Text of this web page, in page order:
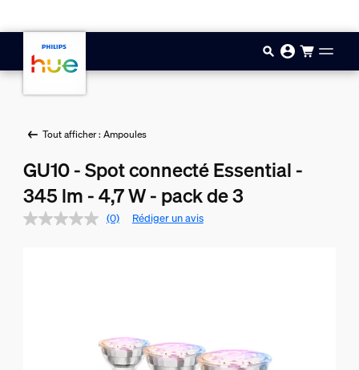
Tout afficher : Ampoules
GU10 - Spot connecté Essential -
345 lm - 4,7 W - pack de 3
(0) Rédiger un avis